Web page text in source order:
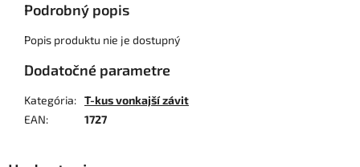
Podrobný popis
Popis produktu nie je dostupný
Dodatočné parametre
Kategória: T-kus vonkajší závit
EAN: 1727